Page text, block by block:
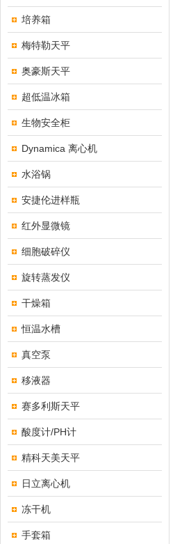
培养箱
梅特勒天平
奥豪斯天平
超低温冰箱
生物安全柜
Dynamica 离心机
水浴锅
安捷伦进样瓶
红外显微镜
细胞破碎仪
旋转蒸发仪
干燥箱
恒温水槽
真空泵
移液器
赛多利斯天平
酸度计/PH计
精科天美天平
日立离心机
冻干机
手套箱